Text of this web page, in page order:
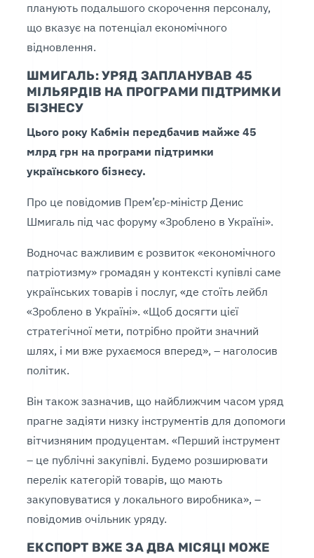
планують подальшого скорочення персоналу,
що вказує на потенціал економічного
відновлення.
ШМИГАЛЬ: УРЯД ЗАПЛАНУВАВ 45
МІЛЬЯРДІВ НА ПРОГРАМИ ПІДТРИМКИ
БІЗНЕСУ
Цього року Кабмін передбачив майже 45
млрд грн на програми підтримки
українського бізнесу.
Про це повідомив Прем’єр-міністр Денис
Шмигаль під час форуму «Зроблено в Україні».
Водночас важливим є розвиток «економічного
патріотизму» громадян у контексті купівлі саме
українських товарів і послуг, «де стоїть лейбл
«Зроблено в Україні». «Щоб досягти цієї
стратегічної мети, потрібно пройти значний
шлях, і ми вже рухаємося вперед», – наголосив
політик.
Він також зазначив, що найближчим часом уряд
прагне задіяти низку інструментів для допомоги
вітчизняним продуцентам. «Перший інструмент
– це публічні закупівлі. Будемо розширювати
перелік категорій товарів, що мають
закуповуватися у локального виробника», –
повідомив очільник уряду.
ЕКСПОРТ ВЖЕ ЗА ДВА МІСЯЦІ МОЖЕ